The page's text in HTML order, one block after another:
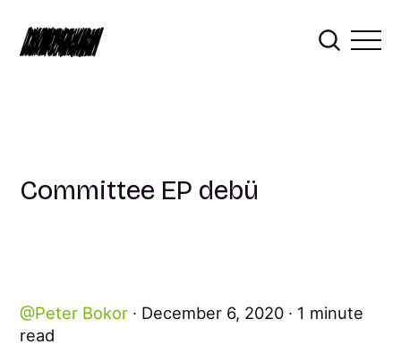
Peter Bokor December 6, 2020
1 minute
read
Committee EP debü